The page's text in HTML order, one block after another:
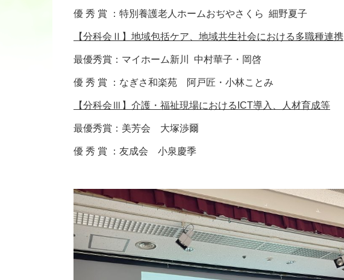
優 秀 賞 ：特別養護老人ホームおぢやさくら 細野夏子
【分科会Ⅱ】地域包括ケア、地域共生社会における多職種連携
最優秀賞：マイホーム新川 中村華子・岡啓
優 秀 賞 ：なぎさ和楽苑 阿戸匠・小林ことみ
【分科会Ⅲ】介護・福祉現場におけるICT導入、人材育成等
最優秀賞：美芳会 大塚渉爾
優 秀 賞 ：友成会 小泉慶季